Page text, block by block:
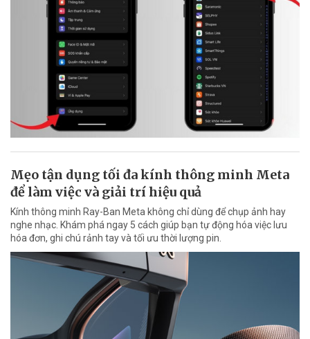
Mẹo tận dụng tối đa kính thông minh Meta
để làm việc và giải trí hiệu quả
Kính thông minh Ray-Ban Meta không chỉ dùng để chụp ảnh hay
nghe nhạc. Khám phá ngay 5 cách giúp bạn tự động hóa việc lưu
hóa đơn, ghi chú rảnh tay và tối ưu thời lượng pin.